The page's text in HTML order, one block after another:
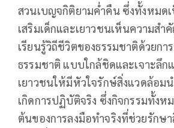
สวนเบญจกิติยามค่ำคืน ซึ่งทั้งหมด
เสริมเด็กและเยาวชนเห็นความสำ
เรียนรู้วิถีชีวิตของธรรมชาติด้วยกา
ธรรมชาติ แบบใกล้ชิดและเจาะลึก
เยาวชนให้มีหัวใจรักษ์สิ่งแวดล้อม
เกิดการปฏิบัติจริง ซึ่งกิจกรรมทั้งห
ต้นของการลงมือทำจริงที่ช่วยรักษ